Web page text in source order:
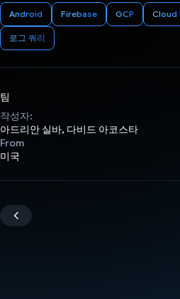
Android Firebase GCP Cloud
로그 쿼리
팀
작성자:
아드리안 실바, 다비드 아코스타
From
미국